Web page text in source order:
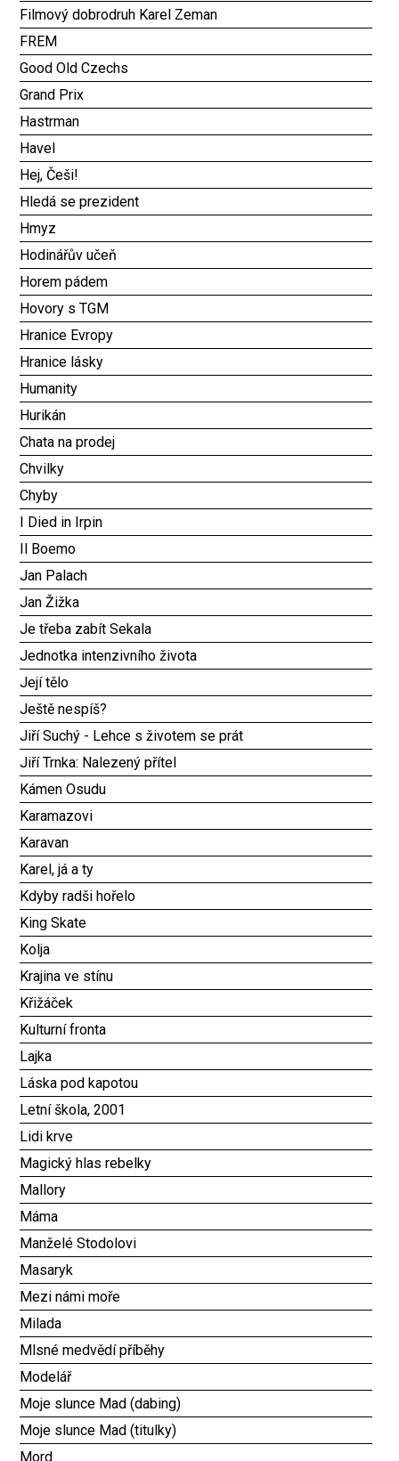
Filmový dobrodruh Karel Zeman
FREM
Good Old Czechs
Grand Prix
Hastrman
Havel
Hej, Češi!
Hledá se prezident
Hmyz
Hodinářův učeň
Horem pádem
Hovory s TGM
Hranice Evropy
Hranice lásky
Humanity
Hurikán
Chata na prodej
Chvilky
Chyby
I Died in Irpin
Il Boemo
Jan Palach
Jan Žižka
Je třeba zabít Sekala
Jednotka intenzivního života
Její tělo
Ještě nespíš?
Jiří Suchý - Lehce s životem se prát
Jiří Trnka: Nalezený přítel
Kámen Osudu
Karamazovi
Karavan
Karel, já a ty
Kdyby radši hořelo
King Skate
Kolja
Krajina ve stínu
Křižáček
Kulturní fronta
Lajka
Láska pod kapotou
Letní škola, 2001
Lidi krve
Magický hlas rebelky
Mallory
Máma
Manželé Stodolovi
Masaryk
Mezi námi moře
Milada
Mlsné medvědí příběhy
Modelář
Moje slunce Mad (dabing)
Moje slunce Mad (titulky)
Mord